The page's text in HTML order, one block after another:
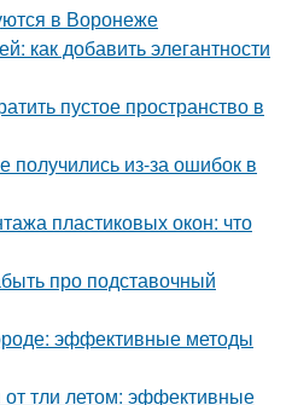
в Воронеже
как добавить элегантности
пустое пространство в
из-за ошибок в
пластиковых окон: что
про подставочный
эффективные методы
от тли летом: эффективные